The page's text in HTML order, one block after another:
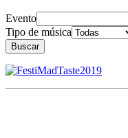
Evento
Tipo de música
Buscar